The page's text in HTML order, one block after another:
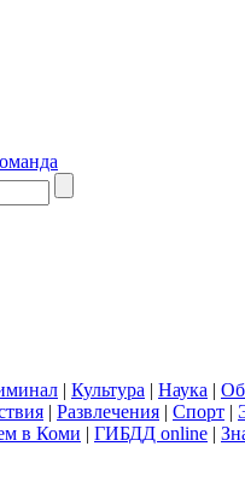
| Культура | Наука |
| Развлечения | Спорт |
в Коми | ГИБДД online |